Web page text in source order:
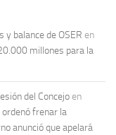
y balance de OSER en
millones para la
del Concejo en
ordenó frenar la
anunció que apelará